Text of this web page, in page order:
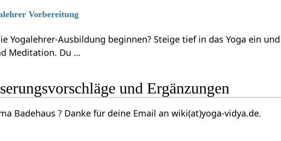
Vorbereitung
Yogalehrer-Ausbildung beginnen? Steige tief in das Yoga ein
Meditation. Du …
Verbesserungsvorschläge und Ergänzungen
Kennst du mehr zum Thema Badehaus‏‎ ? Danke für deine Email an wiki(at)yoga-vidya.de.